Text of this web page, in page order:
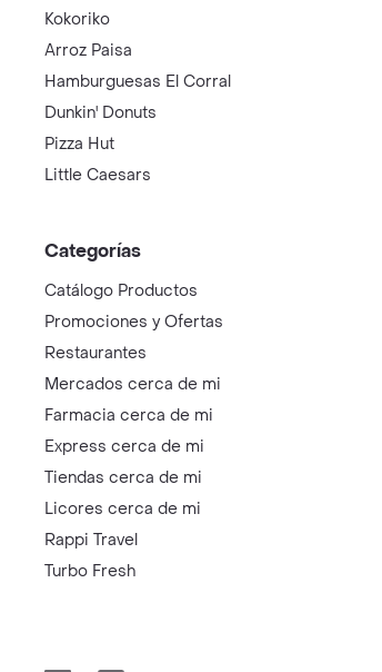
Kokoriko
Arroz Paisa
Hamburguesas El Corral
Dunkin' Donuts
Pizza Hut
Little Caesars
Categorías
Catálogo Productos
Promociones y Ofertas
Restaurantes
Mercados cerca de mi
Farmacia cerca de mi
Express cerca de mi
Tiendas cerca de mi
Licores cerca de mi
Rappi Travel
Turbo Fresh